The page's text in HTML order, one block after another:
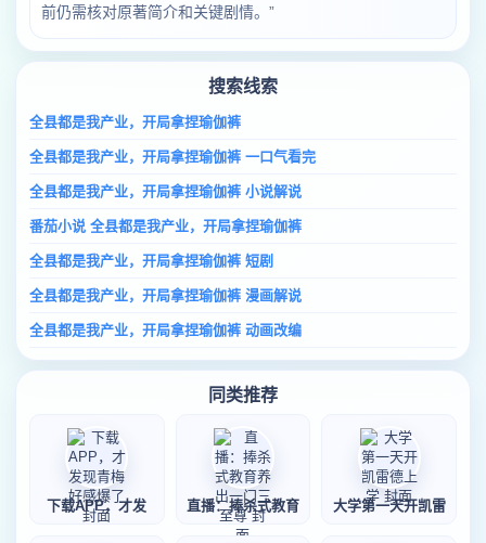
前仍需核对原著简介和关键剧情。”
搜索线索
全县都是我产业，开局拿捏瑜伽裤
全县都是我产业，开局拿捏瑜伽裤 一口气看完
全县都是我产业，开局拿捏瑜伽裤 小说解说
番茄小说 全县都是我产业，开局拿捏瑜伽裤
全县都是我产业，开局拿捏瑜伽裤 短剧
全县都是我产业，开局拿捏瑜伽裤 漫画解说
全县都是我产业，开局拿捏瑜伽裤 动画改编
同类推荐
下载APP，才发 直播：捧杀式教育 大学第一天开凯雷